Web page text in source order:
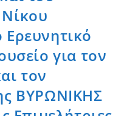
για τον
τον
ΒΥΡΩΝΙΚΗΣ